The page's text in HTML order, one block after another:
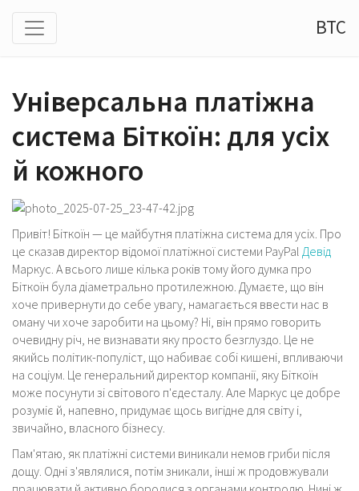
BTC
Універсальна платіжна
система Біткоїн: для усіх
й кожного
Привіт! Біткоїн — це майбутня платіжна система для усіх. Про
це сказав директор відомої платіжної системи PayPal Девід
Маркус. А всього лише кілька років тому його думка про
Біткоїн була діаметрально протилежною. Думаєте, що він
хоче привернути до себе увагу, намагається ввести нас в
оману чи хоче заробити на цьому? Ні, він прямо говорить
очевидну річ, не визнавати яку просто безглуздо. Це не
якийсь політик-популіст, що набиває собі кишені, впливаючи
на соціум. Це генеральний директор компанії, яку Біткоїн
може посунути зі світового п'єдесталу. Але Маркус це добре
розуміє й, напевно, придумає щось вигідне для світу і,
звичайно, власного бізнесу.
Пам'ятаю, як платіжні системи виникали немов гриби після
дощу. Одні з'являлися, потім зникали, інші ж продовжували